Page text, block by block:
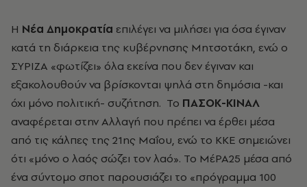
Η Νέα Δημοκρατία επιλέγει να μιλήσει για όσα έγιναν
κατά τη διάρκεια της κυβέρνησης Μητσοτάκη, ενώ ο
ΣΥΡΙΖΑ «φωτίζει» όλα εκείνα που δεν έγιναν και
εξακολουθούν να βρίσκονται ψηλά στη δημόσια -και
όχι μόνο πολιτική- συζήτηση. Το ΠΑΣΟΚ-ΚΙΝΑΛ
αναφέρεται στην Αλλαγή που πρέπει να έρθει μέσα
από τις κάλπες της 21ης Μαΐου, ενώ το ΚΚΕ σημειώνει
ότι «μόνο ο λαός σώζει τον λαό». Το ΜέΡΑ25 μέσα από
ένα σύντομο σποτ παρουσιάζει το «πρόγραμμα 100